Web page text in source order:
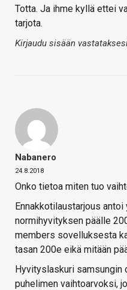
Totta. Ja ihme kyllä ettei
tarjota.
Kirjaudu sisään
Nabanero
24.8.2018
Onko tietoa miten tuo
Ennakkotilaustarjous
normihyvityksen päälle
members sovelluksesta
tasan 200e eikä mitään
Hyvityslaskuri samsungin
puhelimen vaihtoarvoksi,